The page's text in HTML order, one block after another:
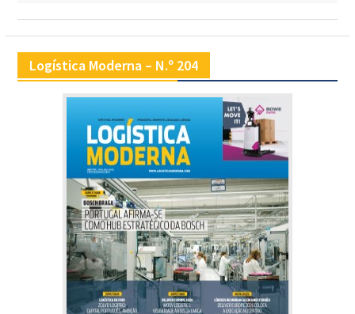
Logística Moderna – N.º 204